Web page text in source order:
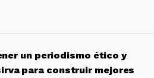
un periodismo ético y
para construir mejores